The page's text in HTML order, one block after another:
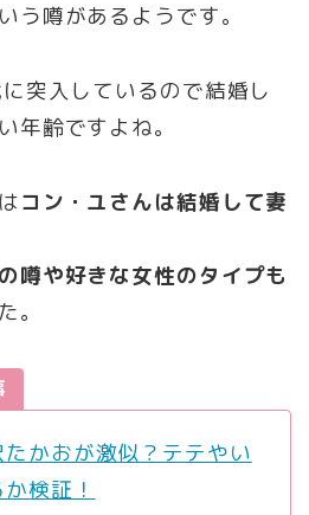
う噂があるようです。
突入しているので結婚し
年齢ですよね。
コン・ユさんは結婚して妻
噂や好きな女性のタイプも
。
かおが激似？テテやい
検証！